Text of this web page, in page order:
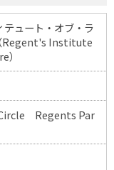
テュート・オブ・ラ
Regent's Institute
Regents Par